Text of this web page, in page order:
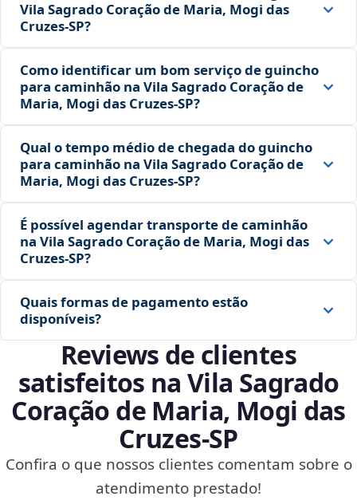
Vila Sagrado Coração de Maria, Mogi das
Cruzes‑SP?
Como identificar um bom serviço de guincho
para caminhão na Vila Sagrado Coração de
Maria, Mogi das Cruzes‑SP?
Qual o tempo médio de chegada do guincho
para caminhão na Vila Sagrado Coração de
Maria, Mogi das Cruzes‑SP?
É possível agendar transporte de caminhão
na Vila Sagrado Coração de Maria, Mogi das
Cruzes‑SP?
Quais formas de pagamento estão
disponíveis?
Reviews de clientes
satisfeitos na Vila Sagrado
Coração de Maria, Mogi das
Cruzes‑SP
Confira o que nossos clientes comentam sobre o
atendimento prestado!